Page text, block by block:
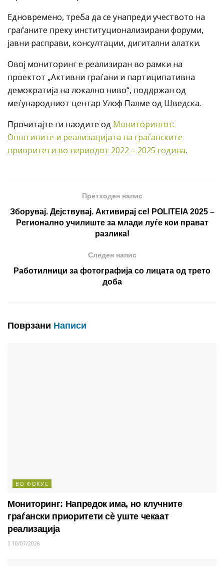
Едновремено, треба да се унапреди учеството на
граѓаните преку институционализирани форуми,
јавни расправи, консултации, дигитални алатки.
Овој мониторинг е реализиран во рамки на
проектот „Активни граѓани и партиципативна
демократија на локално ниво“, поддржан од
меѓународниот центар Улоф Палме од Шведска.
Прочитајте ги наодите од Мониторингот:
Општините и реализацијата на граѓанските
приоритети во периодот 2022 – 2025 година.
Претходен напис
Зборувај. Дејствувај. Активирај се! POLITEIA 2025 –
Регионално училиште за млади луѓе кои прават
разлика!
Следен напис
Работилници за фотографија со лицата од трето
доба
Поврзани Написи
ВО ФОКУС
Мониторинг: Напредок има, но клучните
граѓански приоритети сè уште чекаат
реализација
10/07/2026